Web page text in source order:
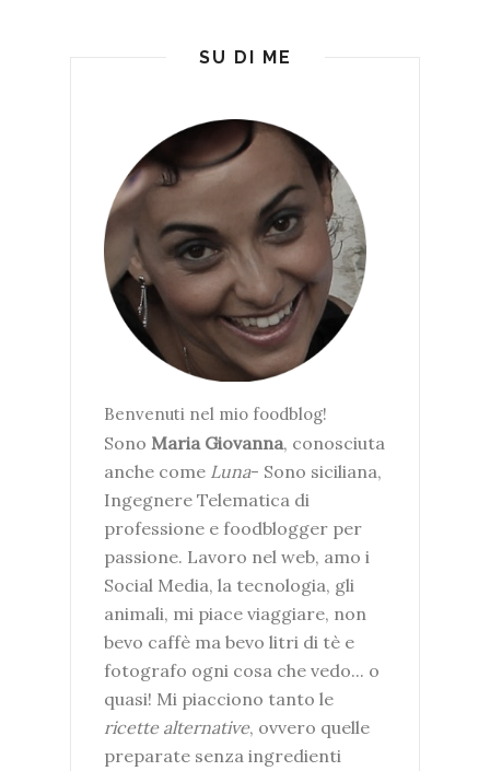
SU DI ME
Benvenuti nel mio foodblog!
Sono Maria Giovanna, conosciuta
anche come Luna- Sono siciliana,
Ingegnere Telematica di
professione e foodblogger per
passione. Lavoro nel web, amo i
Social Media, la tecnologia, gli
animali, mi piace viaggiare, non
bevo caffè ma bevo litri di tè e
fotografo ogni cosa che vedo... o
quasi! Mi piacciono tanto le
ricette alternative, ovvero quelle
preparate senza ingredienti